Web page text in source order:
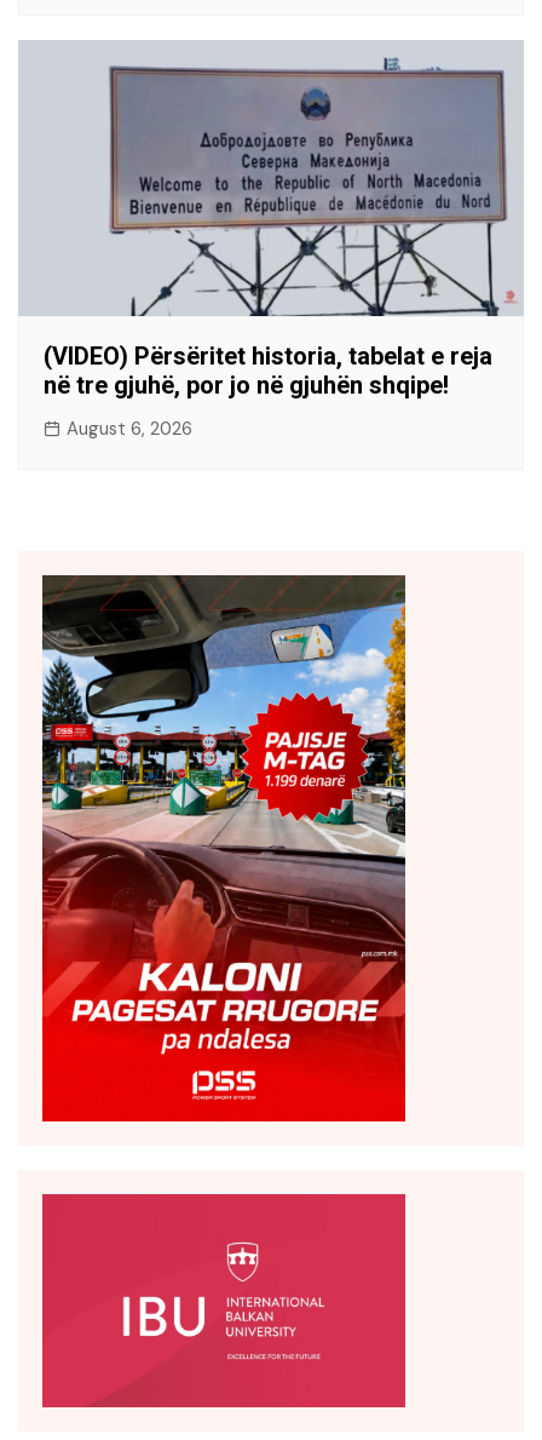
(VIDEO) Përsëritet historia, tabelat e reja
në tre gjuhë, por jo në gjuhën shqipe!
August 6, 2026